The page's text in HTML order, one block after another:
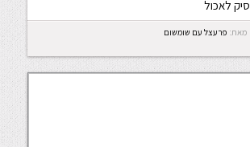
לאכול
מאת: פרעצל עם שומשום